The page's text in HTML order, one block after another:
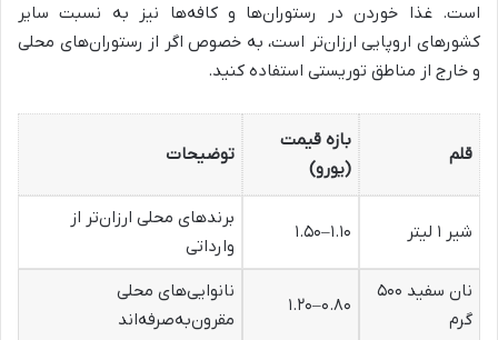
است. غذا خوردن در رستوران‌ها و کافه‌ها نیز به نسبت سایر
کشورهای اروپایی ارزان‌تر است، به خصوص اگر از رستوران‌های محلی
و خارج از مناطق توریستی استفاده کنید.
قلم
بازه قیمت
(یورو)
توضیحات
شیر ۱ لیتر ۱.۱۰–۱.۵۰
برندهای محلی ارزان‌تر از
وارداتی
نان سفید ۵۰۰
گرم
۰.۸۰–۱.۲۰
نانوایی‌های محلی
مقرون‌به‌صرفه‌اند